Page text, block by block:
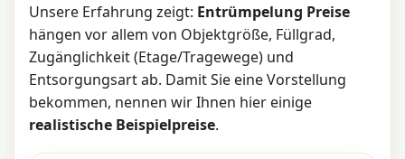
Unsere Erfahrung zeigt: Entrümpelung Preise
hängen vor allem von Objektgröße, Füllgrad,
Zugänglichkeit (Etage/Tragewege) und
Entsorgungsart ab. Damit Sie eine Vorstellung
bekommen, nennen wir Ihnen hier einige
realistische Beispielpreise.